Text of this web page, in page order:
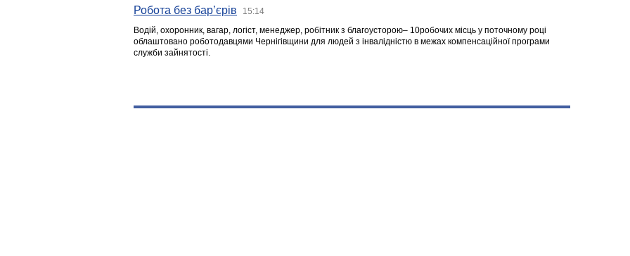
Робота без бар’єрів 15:14
Водій, охоронник, вагар, логіст, менеджер, робітник з благоусторою– 10робочих місць у поточному році
облаштовано роботодавцями Чернігівщини для людей з інвалідністю в межах компенсаційної програми
служби зайнятості.